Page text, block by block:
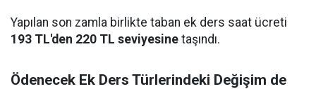
Yapılan son zamla birlikte taban ek ders saat ücreti
193 TL'den 220 TL seviyesine taşındı.
Ödenecek Ek Ders Türlerindeki Değişim de